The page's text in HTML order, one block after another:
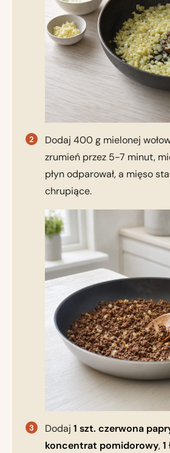
Dodaj 400 g mielonej
zrumień przez 5-7 minut,
płyn odparował, a mięso
chrupiące.
Dodaj 1 szt. czerwona
koncentrat pomidorowy,